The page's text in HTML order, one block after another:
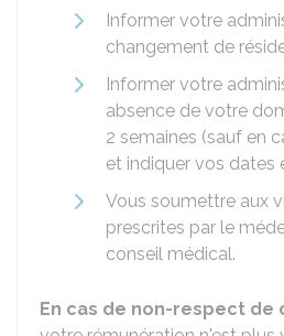
Informer votre
changement de
Informer votre
absence de votre
2 semaines (sauf en
et indiquer vos dates
Vous soumettre aux
prescrites par le
conseil médical.
En cas de non-respect de